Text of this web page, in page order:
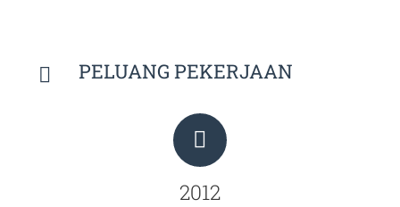
PELUANG PEKERJAAN
2012